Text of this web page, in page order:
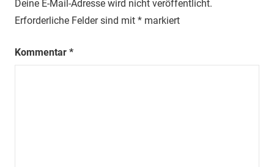
Deine E-Mail-Adresse wird nicht veröffentlicht.
Erforderliche Felder sind mit * markiert
Kommentar *